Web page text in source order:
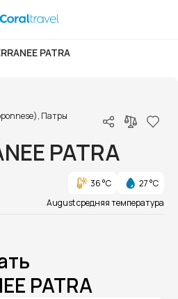
PATRA
Патры
PATRA
36 °C
27 °C
August средняя температура
PATRA